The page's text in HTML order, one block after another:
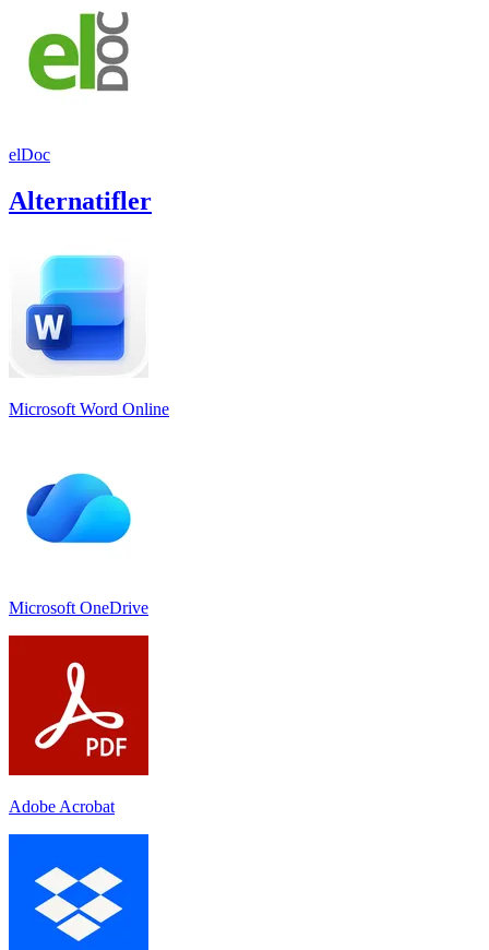
elDoc
Alternatifler
Microsoft Word Online
Microsoft OneDrive
Adobe Acrobat